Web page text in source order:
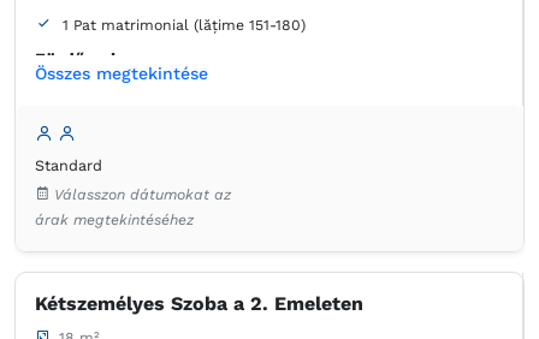
1 Pat matrimonial (lățime 151-180)
Fürdőszoba
Összes megtekintése
Standard
Válasszon dátumokat az
árak megtekintéséhez
Kétszemélyes Szoba a 2. Emeleten